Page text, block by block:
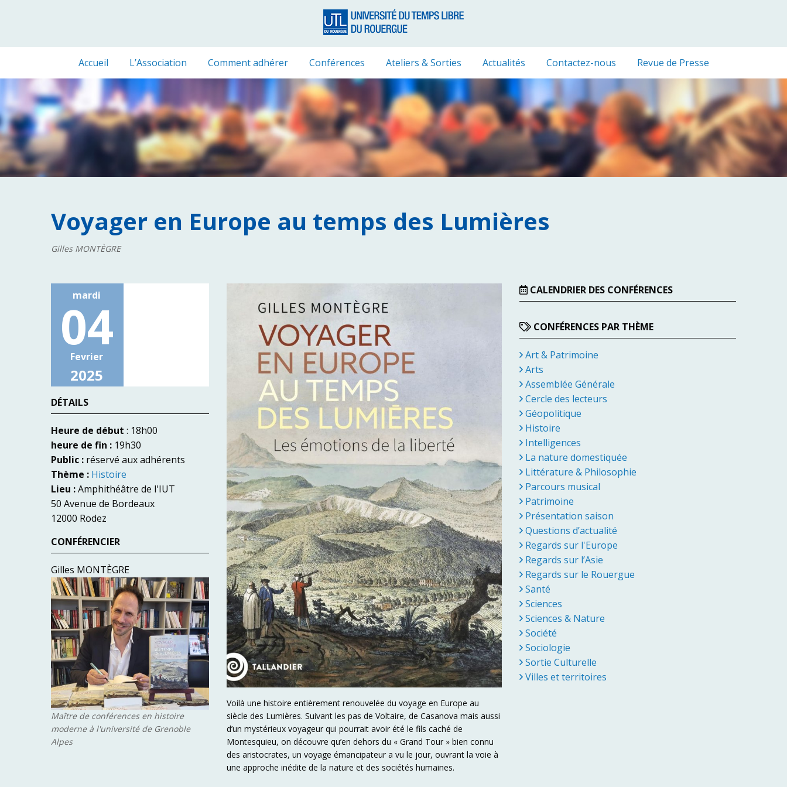
Accueil L’Association Comment adhérer Conférences Ateliers & Sorties Actualités Contactez-nous Revue de Presse
Voyager en Europe au temps des Lumières
Gilles MONTÈGRE
mardi
04
Fevrier
2025
DÉTAILS
Heure de début : 18h00
heure de fin : 19h30
Public : réservé aux adhérents
Thème : Histoire
Lieu :Amphithéâtre de l'IUT
50 Avenue de Bordeaux
12000 Rodez
CONFÉRENCIER
Gilles MONTÈGRE
Maître de conférences en histoire
moderne à l'université de Grenoble
Alpes
Voilà une histoire entièrement renouvelée du voyage en Europe au
siècle des Lumières. Suivant les pas de Voltaire, de Casanova mais aussi
d’un mystérieux voyageur qui pourrait avoir été le fils caché de
Montesquieu, on découvre qu’en dehors du « Grand Tour » bien connu
des aristocrates, un voyage émancipateur a vu le jour, ouvrant la voie à
une approche inédite de la nature et des sociétés humaines.
CALENDRIER DES CONFÉRENCES
CONFÉRENCES PAR THÈME
Art & Patrimoine
Arts
Assemblée Générale
Cercle des lecteurs
Géopolitique
Histoire
Intelligences
La nature domestiquée
Littérature & Philosophie
Parcours musical
Patrimoine
Présentation saison
Questions d’actualité
Regards sur l'Europe
Regards sur l’Asie
Regards sur le Rouergue
Santé
Sciences
Sciences & Nature
Société
Sociologie
Sortie Culturelle
Villes et territoires